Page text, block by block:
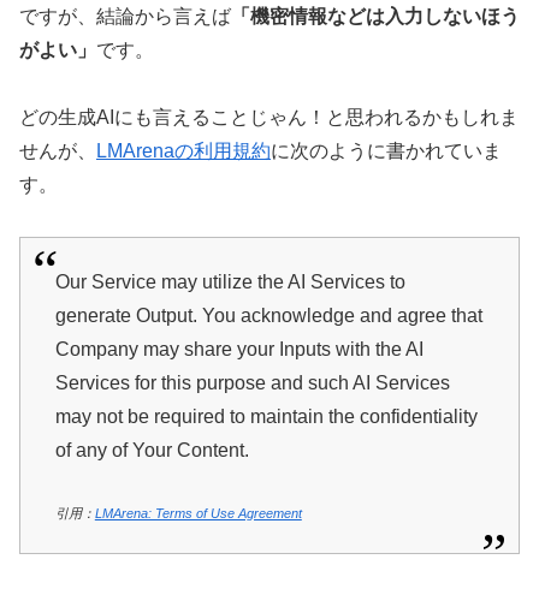
ですが、結論から言えば 「機密情報などは入力しないほう
がよい」 です。
どの生成AIにも言えることじゃん！と思われるかもしれま
せんが、
LMArenaの利用規約に次のように書かれていま
す。
Our Service may utilize the AI Services to
generate Output. You acknowledge and agree that
Company may share your Inputs with the AI
Services for this purpose and such AI Services
may not be required to maintain the confidentiality
of any of Your Content.
引用： LMArena: Terms of Use Agreement